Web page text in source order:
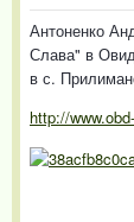
Антоненко
Слава" в
в с.
http://